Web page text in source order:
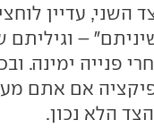
השני, עדיין
–
פנייה ימינה.
אם אתם
הלא נכון.